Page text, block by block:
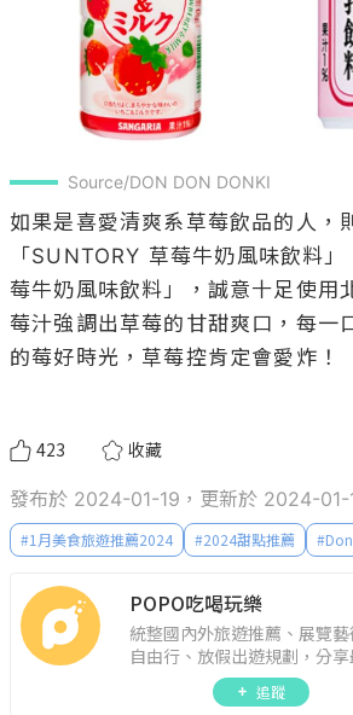
Source/DON DON DONKI
如果是喜愛清爽系草莓飲品的人，
「SUNTORY 草莓牛奶風味飲料
莓牛奶風味飲料」，誠意十足使用
莓汁強調出草莓的甘甜爽口，每一
的莓好時光，草莓控肯定會愛炸！
423 收藏
發布於 2024-01-19，更新於 2024-01-
#1月美食旅遊推薦2024 #2024甜點推薦 #
POPO吃喝玩樂
統整國內外旅遊推薦、展覽
自由行、放假出遊規劃，分
會聚餐、人氣甜點、速食手
驗、星座運勢、生活雜貨、
追蹤